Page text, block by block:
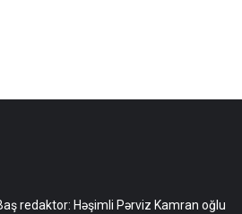
redaktor: Həşimli Pərviz Kamran oğlu